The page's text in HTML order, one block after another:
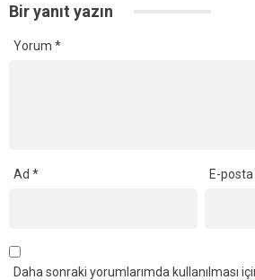
Bir yanıt yazın
Yorum *
Ad * E-
Daha sonraki yorumlarımda kullanılması